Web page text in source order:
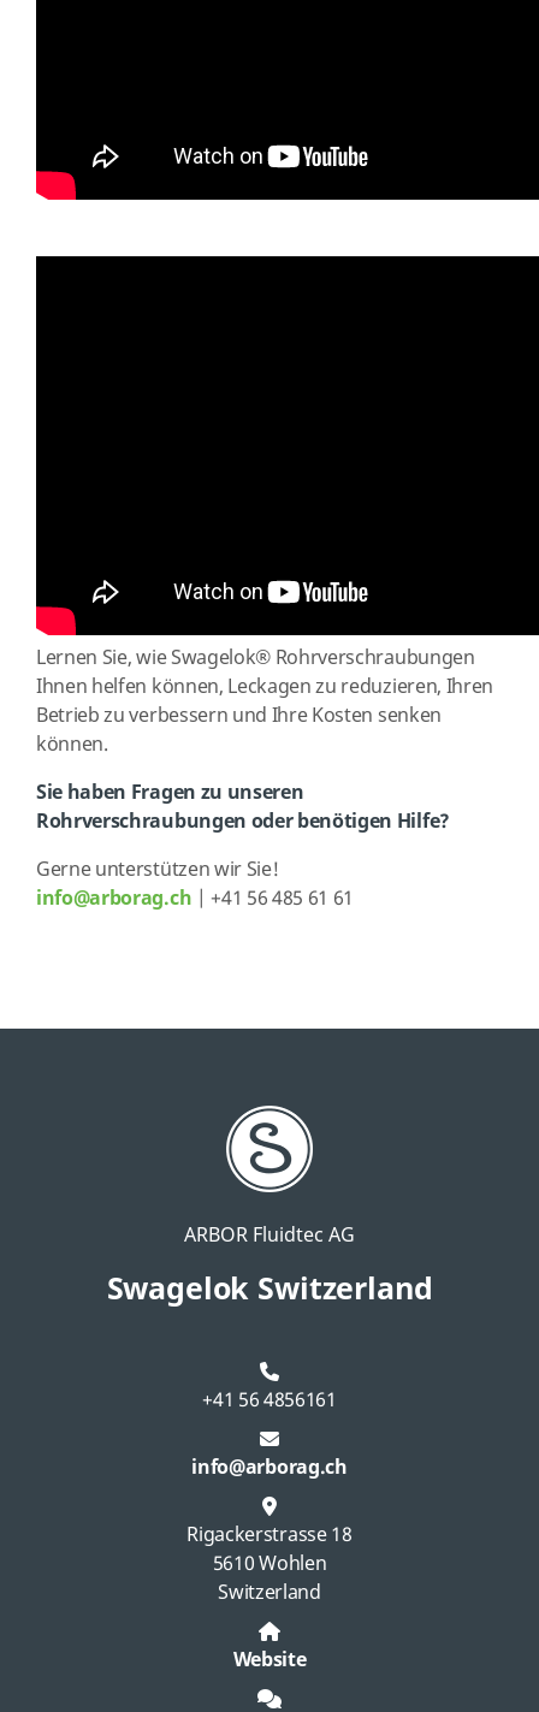
Lernen Sie, wie Swagelok® Rohrverschraubungen
Ihnen helfen können, Leckagen zu reduzieren, Ihren
Betrieb zu verbessern und Ihre Kosten senken
können.
Sie haben Fragen zu unseren
Rohrverschraubungen oder benötigen Hilfe?
Gerne unterstützen wir Sie!
info@arborag.ch | +41 56 485 61 61
ARBOR Fluidtec AG
Swagelok Switzerland
+41 56 4856161
info@arborag.ch
Rigackerstrasse 18
5610 Wohlen
Switzerland
Website